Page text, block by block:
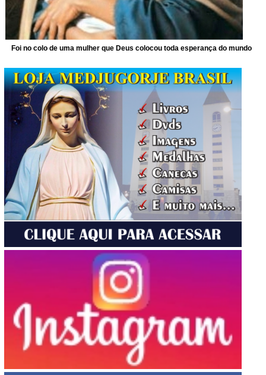
Foi no colo de uma mulher que Deus colocou toda esperança do mundo